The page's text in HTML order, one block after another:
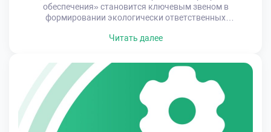
обеспечения» становится ключевым звеном в
формировании экологически ответственных
выпускники могли внедрять энергоэффективные
технологий на окружающую среду. Устойчивое развитие
требует нового подхода к подготовке специалистов.
Профессионалы должны не только обладать
техническими знаниями, но и пониманием экологических
аспектов своей деятельности. Это […]
Читать далее